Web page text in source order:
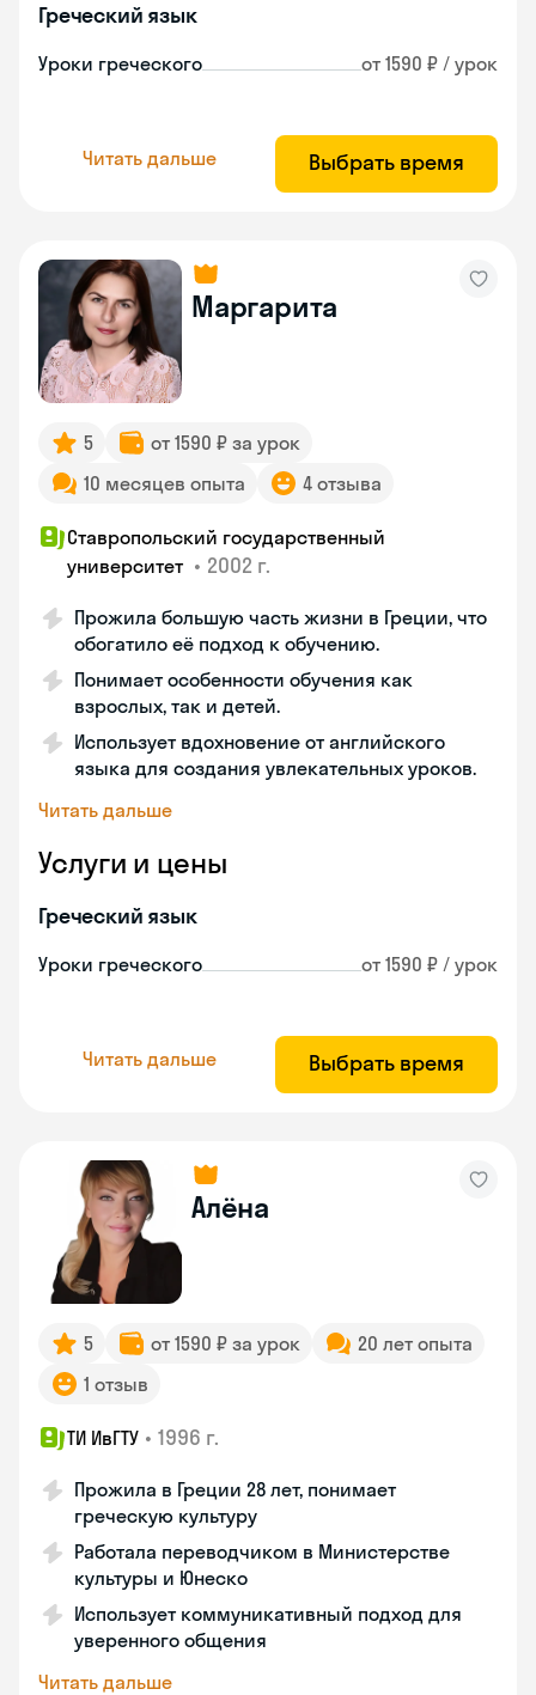
Греческий язык
Уроки греческого от 1590 ₽ / урок
Читать дальше Выбрать время
Маргарита
5
от 1590 ₽ за урок
10 месяцев опыта
4 отзыва
Ставропольский государственный
университет • 2002 г.
Прожила большую часть жизни в Греции, что
обогатило её подход к обучению.
Понимает особенности обучения как
взрослых, так и детей.
Использует вдохновение от английского
языка для создания увлекательных уроков.
Читать дальше
Услуги и цены
Греческий язык
Уроки греческого от 1590 ₽ / урок
Читать дальше Выбрать время
Алёна
5 от 1590 ₽ за урок
20 лет опыта
1 отзыв
ТИ ИвГТУ • 1996 г.
Прожила в Греции 28 лет, понимает
греческую культуру
Работала переводчиком в Министерстве
культуры и Юнеско
Использует коммуникативный подход для
уверенного общения
Читать дальше